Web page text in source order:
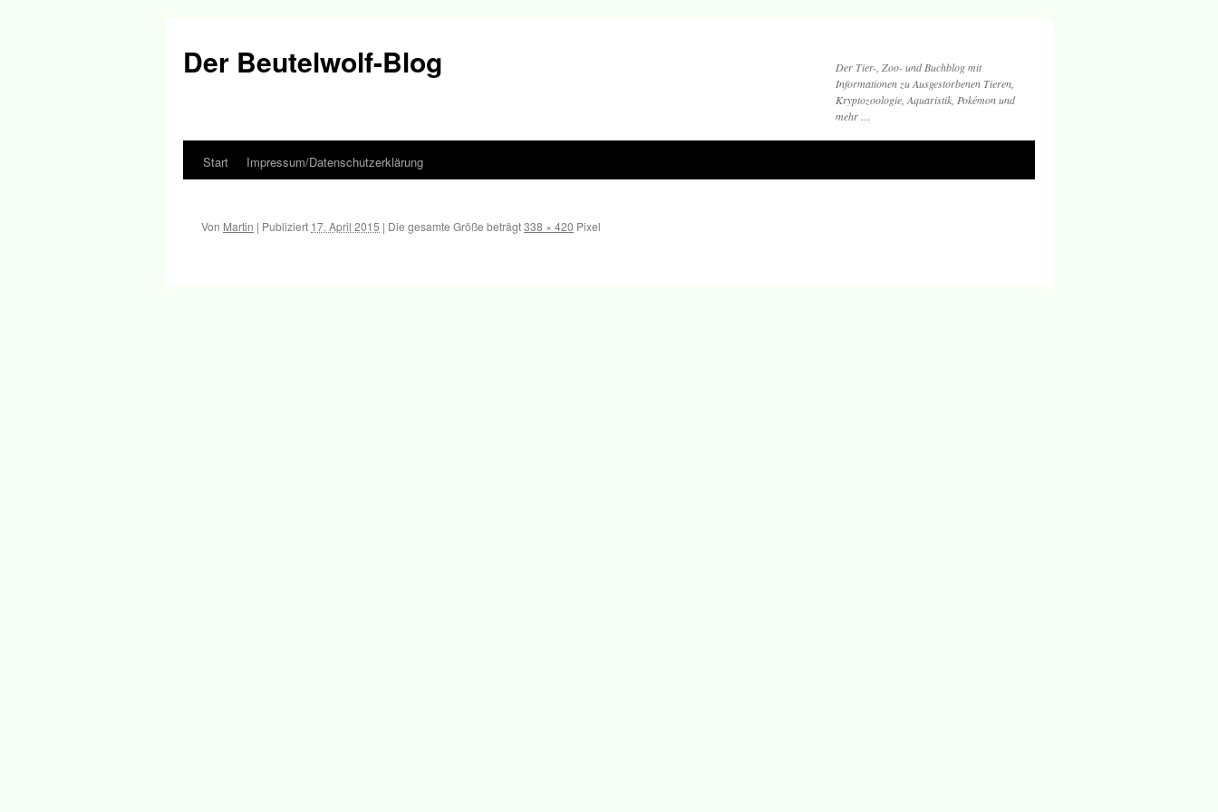
Der Beutelwolf-Blog
Der Tier-, Zoo- und Buchblog mit
Informationen zu Ausgestorbenen Tieren,
Kryptozoologie, Aquaristik, Pokémon und
mehr …
Springe
Inhalt
Start Impressum/Datenschutzerklärung
Von Martin | Publiziert 17. April 2015 | Die gesamte Größe beträgt338 × 420 Pixel